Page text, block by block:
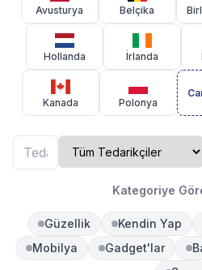
Avusturya Belçika
Hollanda İrlanda
Kanada Polonya
Kategoriye
Güzellik Kendin Yap
Mobilya
Gadget'lar